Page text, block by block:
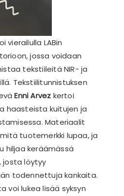
vierailulla LABin
jossa voidaan
tekstiileitä NIR- ja
Tekstiilitunnistuksen
Enni Arvez kertoi
haasteista kuitujen ja
Materiaalit
tuotemerkki lupaa, ja
hiljaa keräämässä
josta löytyy
todennettuja kankaita.
voi lukea lisää syksyn